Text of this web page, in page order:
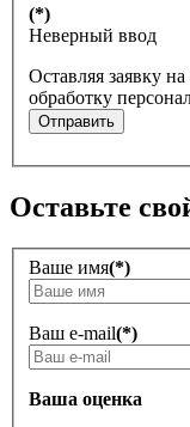
(*)
Неверный ввод
Оставляя заявку на сайте вы
обработку
Отправить
Оставьте
Ваше имя(*)
Ваш e-mail(*)
Ваша оценка